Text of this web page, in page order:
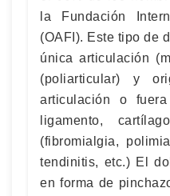
la Fundación
(OAFI). Este tipo de
única articulación
(poliarticular) y
articulación o
ligamento,
(fibromialgia,
tendinitis, etc.) El
en forma de